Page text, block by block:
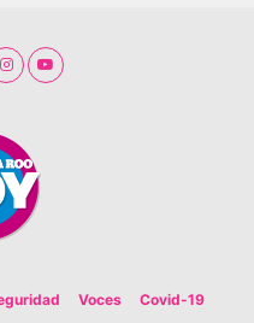
Voces Covid-19